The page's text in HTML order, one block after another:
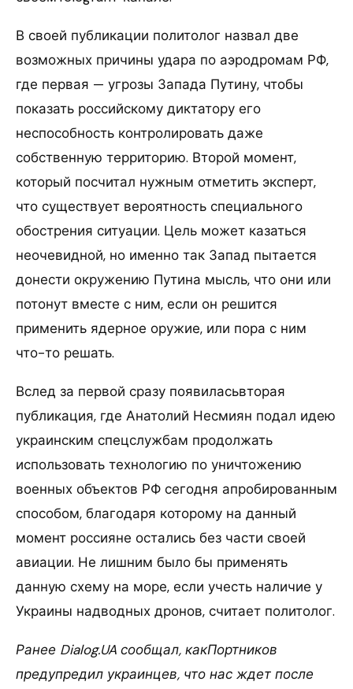
В своей публикации политолог назвал две
возможных причины удара по аэродромам РФ,
где первая — угрозы Запада Путину, чтобы
показать российскому диктатору его
неспособность контролировать даже
собственную территорию. Второй момент,
который посчитал нужным отметить эксперт,
что существует вероятность специального
обострения ситуации. Цель может казаться
неочевидной, но именно так Запад пытается
донести окружению Путина мысль, что они или
потонут вместе с ним, если он решится
применить ядерное оружие, или пора с ним
что-то решать.
Вслед за первой сразу появиласьвторая
публикация, где Анатолий Несмиян подал идею
украинским спецслужбам продолжать
использовать технологию по уничтожению
военных объектов РФ сегодня апробированным
способом, благодаря которому на данный
момент россияне остались без части своей
авиации. Не лишним было бы применять
данную схему на море, если учесть наличие у
Украины надводных дронов, считает политолог.
Ранее Dialog.UA сообщал, какПортников
предупредил украинцев, что нас ждет после